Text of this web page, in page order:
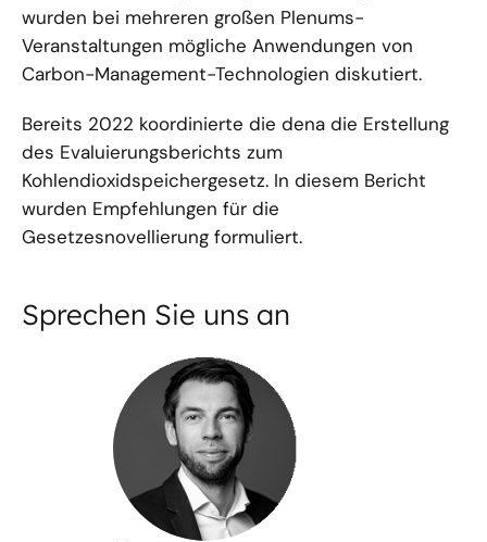
wurden bei mehreren großen Plenums-
Veranstaltungen mögliche Anwendungen von
Carbon-Management-Technologien diskutiert.
Bereits 2022 koordinierte die dena die Erstellung
des Evaluierungsberichts zum
Kohlendioxidspeichergesetz. In diesem Bericht
wurden Empfehlungen für die
Gesetzesnovellierung formuliert.
Sprechen Sie uns an